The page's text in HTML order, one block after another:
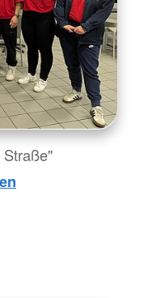
Straße"